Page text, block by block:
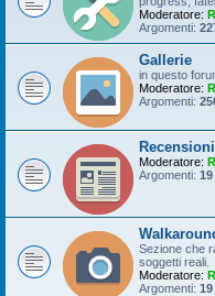
Moderatore:
Argomenti:
Gallerie
in questo
Moderatore:
Argomenti:
Moderatore:
Argomenti: 19
Sezione che
soggetti reali.
Moderatore:
Argomenti: 19